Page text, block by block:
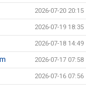
2026-07-20 20:15
2026-07-19 18:35
2026-07-18 14:49
2026-07-17 07:58
2026-07-16 07:56